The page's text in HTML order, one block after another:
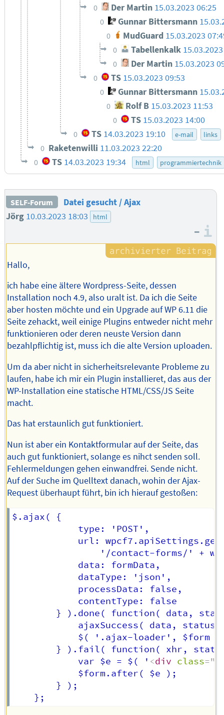
0 Der Martin 15.03.2023 06:25
0 Gunnar Bittersmann
0 MudGuard 15.03.2023
0 Tabellenkalk
0 Der Martin 15.03.2023
0 TS 15.03.2023 09:53
0 Gunnar Bittersmann
0 Rolf B 15.03.2023 11:53
0 TS 15.03.2023 14:00
0 TS 14.03.2023 19:10 e-mail links
0 Raketenwilli 11.03.2023 22:20
0 TS 14.03.2023 19:34 html programmiertechnik
SELF-Forum
Datei gesucht / Ajax
Jörg 10.03.2023 18:03 html
–
Hallo,
ich habe eine ältere Wordpress-Seite, dessen
Installation noch 4.9, also uralt ist. Da ich die Seite
aber hosten möchte und ein Upgrade auf WP 6.11 die
Seite zehackt, weil einige Plugins entweder nicht mehr
funktionieren oder deren neuste Version dann
bezahlpflichtig ist, muss ich die alte Version uploaden.
Um da aber nicht in sicherheitsrelevante Probleme zu
laufen, habe ich mir ein Plugin installieret, das aus der
WP-Installation eine statische HTML/CSS/JS Seite
macht.
Das hat erstaunlich gut funktioniert.
Nun ist aber ein Kontaktformular auf der Seite, das
auch gut funktioniert, solange es nihct senden soll.
Fehlermeldungen gehen einwandfrei. Sende nicht.
Auf der Suche im Quelltext danach, wohin der Ajax-
Request überhaupt führt, bin ich hierauf gestoßen:
$.ajax( {
			var $e = $( '
<div class="